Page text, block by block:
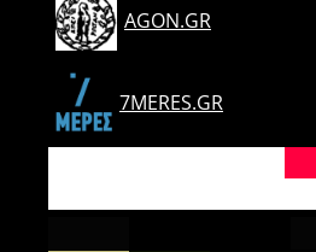
AGON.GR
7MERES.GR